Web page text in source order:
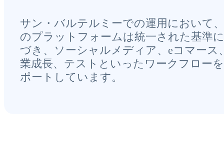
サン・バルテルミーでの運用において
のプラットフォームは統一された基準
づき、ソーシャルメディア、eコマース
業成長、テストといったワークフロー
ポートしています。